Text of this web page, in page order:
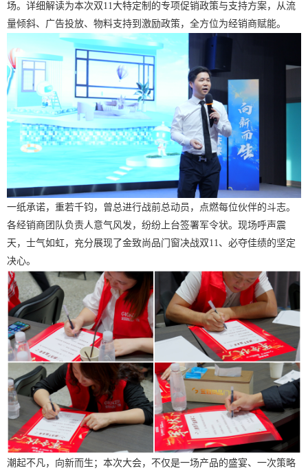
场。详细解读为本次双11大特定制的专项促销政策与支持方案，从流
量倾斜、广告投放、物料支持到激励政策，全方位为经销商赋能。
一纸承诺，重若千钧，曾总进行战前总动员，点燃每位伙伴的斗志。
各经销商团队负责人意气风发，纷纷上台签署军令状。现场呼声震
天，士气如虹，充分展现了金致尚品门窗决战双11、必夺佳绩的坚定
决心。
潮起不凡，向新而生；本次大会，不仅是一场产品的盛宴、一次策略